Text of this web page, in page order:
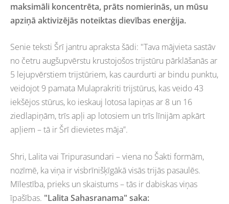
maksimāli koncentrēta, prāts nomierinās, un mūsu
apziņā aktivizējās noteiktas dievības enerģija.
Senie teksti Šrī jantru apraksta šādi: "Tava mājvieta sastāv
no četru augšupvērstu krustojošos trijstūru pārklāšanās ar
5 lejupvērstiem trijstūriem, kas caurdurti ar bindu punktu,
veidojot 9 pamata Mulaprakriti trijstūrus, kas veido 43
iekšējos stūrus, ko ieskauj lotosa lapiņas ar 8 un 16
ziedlapiņām, trīs apļi ap lotosiem un trīs līnijām apkārt
apļiem – tā ir Šrī dievietes māja”.
Shri, Lalita vai Tripurasundari –viena no Šakti formām,
nozīmē, ka viņa irvisbrīnišķīgākāvisās trijās pasaulēs.
Mīlestība, prieks un skaistums –tās ir dabiskasviņas
īpašības. "Lalita Sahasranama" saka: